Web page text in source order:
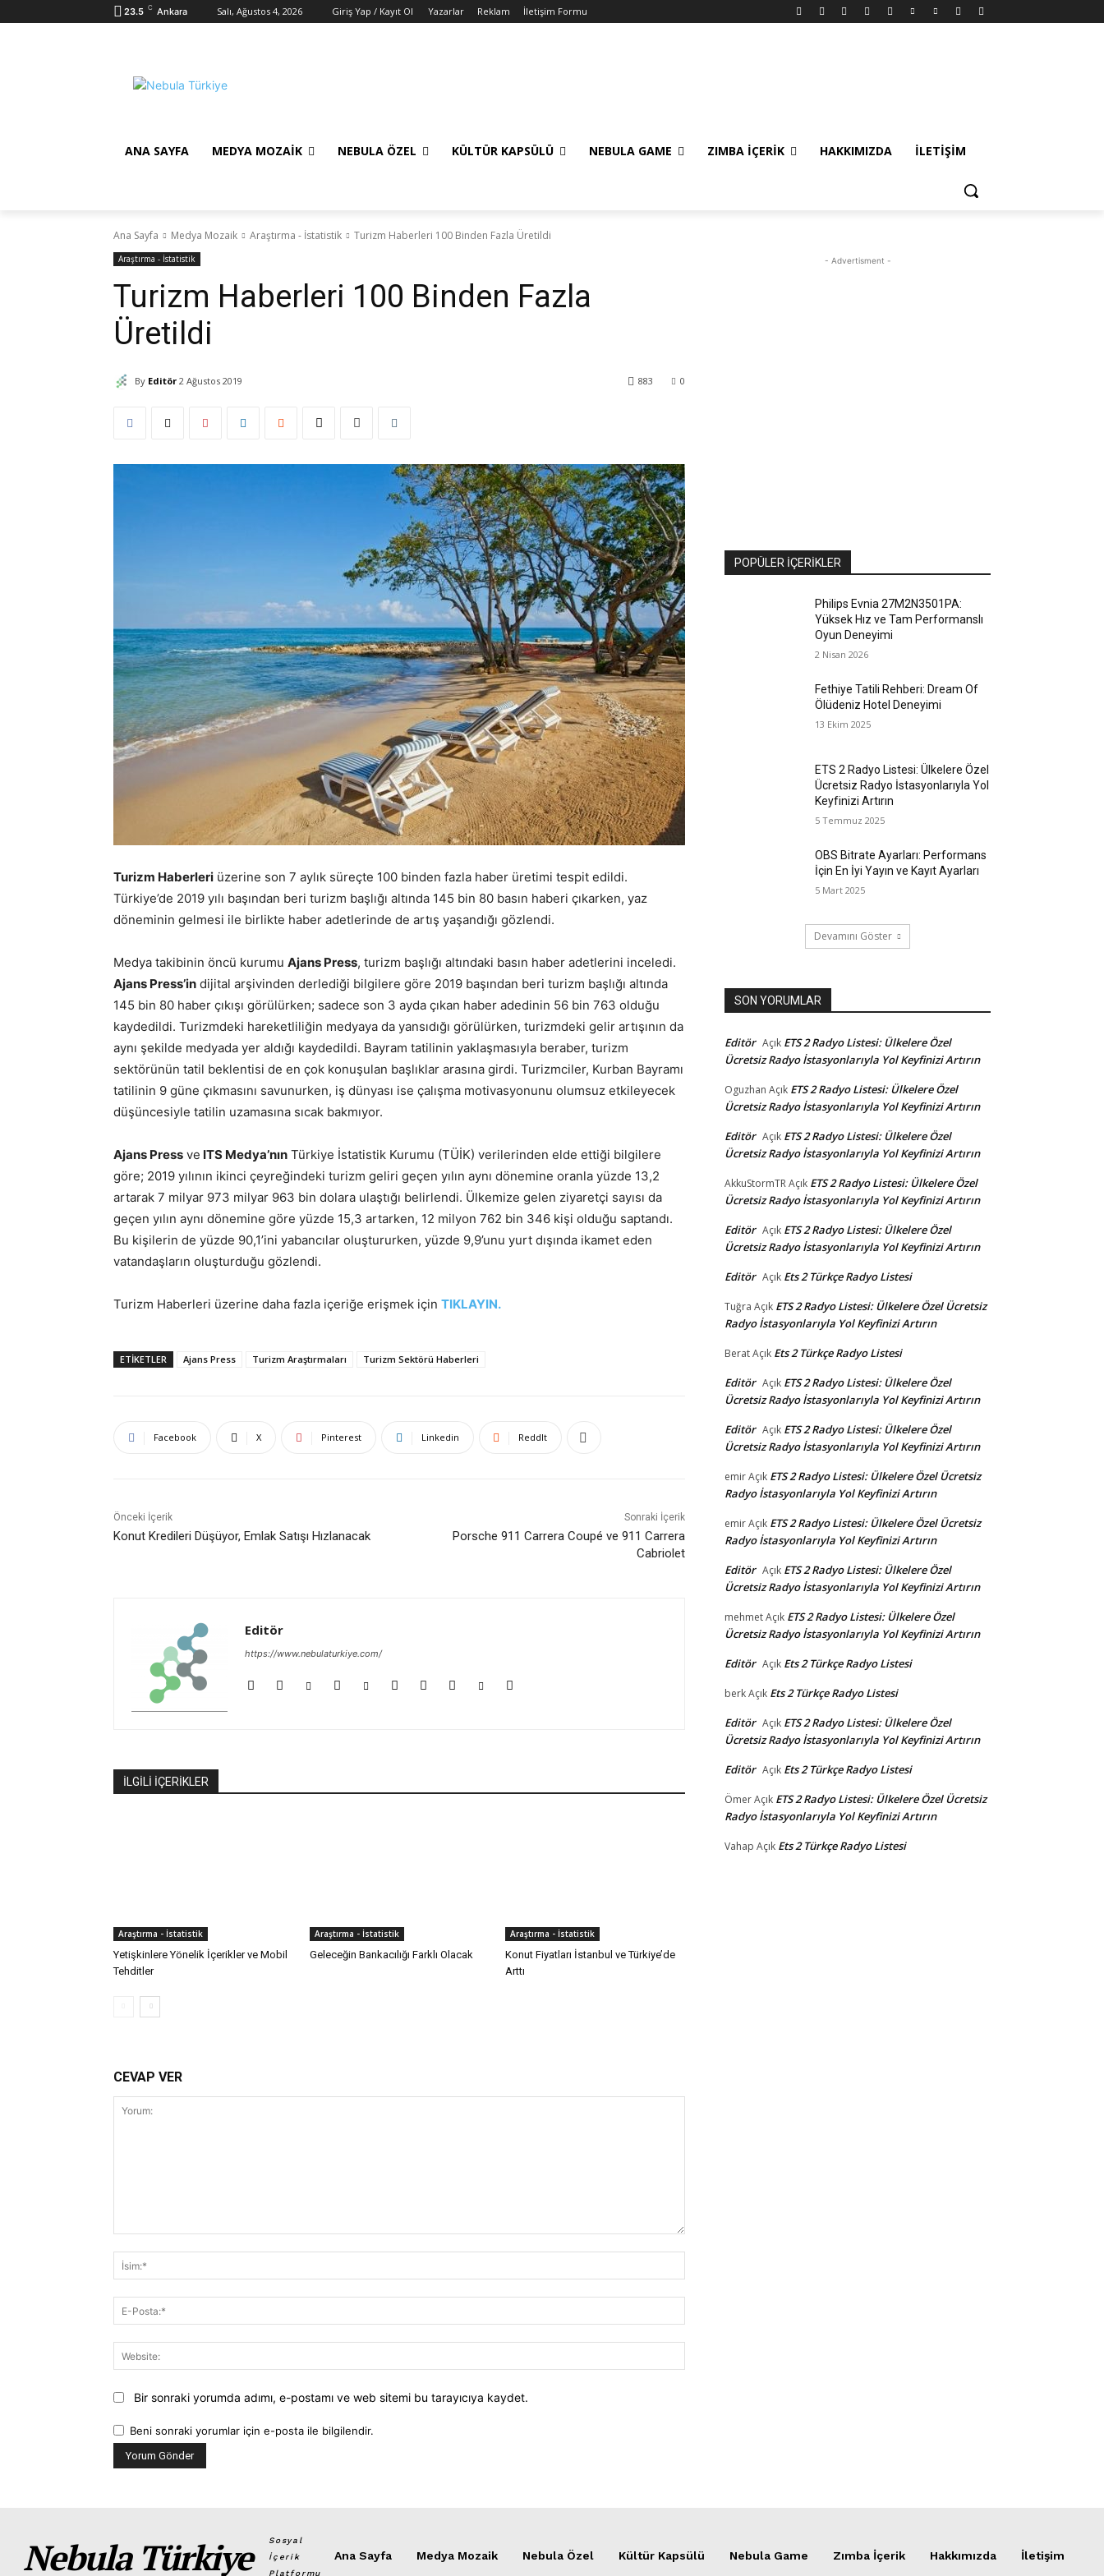
23.5 C Ankara Salı, Ağustos 4, 2026 Giriş Yap / Kayıt Ol Yazarlar Reklam İletişim Formu
ANA SAYFA MEDYA MOZAIK NEBULA ÖZEL KÜLTÜR KAPSÜLÜ NEBULA GAME ZIMBA İÇERIK HAKKIMIZDA İLETIŞIM
Ana Sayfa Medya Mozaik Araştırma - İstatistik Turizm Haberleri 100 Binden Fazla Üretildi
Araştırma - İstatistik
Turizm Haberleri 100 Binden Fazla
Üretildi
By Editör 2 Ağustos 2019 0
883
Turizm Haberleri üzerine son 7 aylık süreçte 100 binden fazla haber üretimi tespit edildi.
Türkiye’de 2019 yılı başından beri turizm başlığı altında 145 bin 80 basın haberi çıkarken, yaz
döneminin gelmesi ile birlikte haber adetlerinde de artış yaşandığı gözlendi.
Medya takibinin öncü kurumu Ajans Press, turizm başlığı altındaki basın haber adetlerini inceledi.
Ajans Press’in dijital arşivinden derlediği bilgilere göre 2019 başından beri turizm başlığı altında
145 bin 80 haber çıkışı görülürken; sadece son 3 ayda çıkan haber adedinin 56 bin 763 olduğu
kaydedildi. Turizmdeki hareketliliğin medyaya da yansıdığı görülürken, turizmdeki gelir artışının da
aynı şekilde medyada yer aldığı kaydedildi. Bayram tatilinin yaklaşmasıyla beraber, turizm
sektörünün tatil beklentisi de en çok konuşulan başlıklar arasına girdi. Turizmciler, Kurban Bayramı
tatilinin 9 güne çıkmasını savunurken, iş dünyası ise çalışma motivasyonunu olumsuz etkileyecek
düşüncesiyle tatilin uzamasına sıcak bakmıyor.
Ajans Press ve ITS Medya’nın Türkiye İstatistik Kurumu (TÜİK) verilerinden elde ettiği bilgilere
göre; 2019 yılının ikinci çeyreğindeki turizm geliri geçen yılın aynı dönemine oranla yüzde 13,2
artarak 7 milyar 973 milyar 963 bin dolara ulaştığı belirlendi. Ülkemize gelen ziyaretçi sayısı da
geçen yılın aynı dönemine göre yüzde 15,3 artarken, 12 milyon 762 bin 346 kişi olduğu saptandı.
Bu kişilerin de yüzde 90,1’ini yabancılar oluştururken, yüzde 9,9’unu yurt dışında ikamet eden
vatandaşların oluşturduğu gözlendi.
Turizm Haberleri üzerine daha fazla içeriğe erişmek için TIKLAYIN.
ETIKETLER Ajans Press Turizm Araştırmaları Turizm Sektörü Haberleri
Facebook X Pinterest Linkedin ReddIt
Önceki İçerik
Konut Kredileri Düşüyor, Emlak Satışı Hızlanacak
Sonraki İçerik
Porsche 911 Carrera Coupé ve 911 Carrera
Cabriolet
Editör
https://www.nebulaturkiye.com/
İLGİLİ İÇERİKLER
Araştırma - İstatistik
Yetişkinlere Yönelik İçerikler ve Mobil
Tehditler
Araştırma - İstatistik
Geleceğin Bankacılığı Farklı Olacak
Araştırma - İstatistik
Konut Fiyatları İstanbul ve Türkiye’de
Arttı
CEVAP VER
Posta:*
Bir sonraki yorumda adımı, e-postamı ve web sitemi bu tarayıcıya kaydet.
Beni sonraki yorumlar için e-posta ile bilgilendir.
- Advertisment -
POPÜLER İÇERIKLER
Philips Evnia 27M2N3501PA:
Yüksek Hız ve Tam Performanslı
Oyun Deneyimi
2 Nisan 2026
Fethiye Tatili Rehberi: Dream Of
Ölüdeniz Hotel Deneyimi
13 Ekim 2025
ETS 2 Radyo Listesi: Ülkelere Özel
Ücretsiz Radyo İstasyonlarıyla Yol
Keyfinizi Artırın
5 Temmuz 2025
OBS Bitrate Ayarları: Performans
İçin En İyi Yayın ve Kayıt Ayarları
5 Mart 2025
Devamını Göster
SON YORUMLAR
Editör Açık ETS 2 Radyo Listesi: Ülkelere Özel
Ücretsiz Radyo İstasyonlarıyla Yol Keyfinizi Artırın
Oguzhan Açık ETS 2 Radyo Listesi: Ülkelere Özel
Ücretsiz Radyo İstasyonlarıyla Yol Keyfinizi Artırın
Editör Açık ETS 2 Radyo Listesi: Ülkelere Özel
Ücretsiz Radyo İstasyonlarıyla Yol Keyfinizi Artırın
AkkuStormTRAçık ETS 2 Radyo Listesi: Ülkelere Özel
Ücretsiz Radyo İstasyonlarıyla Yol Keyfinizi Artırın
Editör Açık ETS 2 Radyo Listesi: Ülkelere Özel
Ücretsiz Radyo İstasyonlarıyla Yol Keyfinizi Artırın
Editör Açık Ets 2 Türkçe Radyo Listesi
Tuğra Açık ETS 2 Radyo Listesi: Ülkelere Özel Ücretsiz
Radyo İstasyonlarıyla Yol Keyfinizi Artırın
BeratAçık Ets 2 Türkçe Radyo Listesi
Editör Açık ETS 2 Radyo Listesi: Ülkelere Özel
Ücretsiz Radyo İstasyonlarıyla Yol Keyfinizi Artırın
Editör Açık ETS 2 Radyo Listesi: Ülkelere Özel
Ücretsiz Radyo İstasyonlarıyla Yol Keyfinizi Artırın
emirAçık ETS 2 Radyo Listesi: Ülkelere Özel Ücretsiz
Radyo İstasyonlarıyla Yol Keyfinizi Artırın
emirAçık ETS 2 Radyo Listesi: Ülkelere Özel Ücretsiz
Radyo İstasyonlarıyla Yol Keyfinizi Artırın
Editör Açık ETS 2 Radyo Listesi: Ülkelere Özel
Ücretsiz Radyo İstasyonlarıyla Yol Keyfinizi Artırın
mehmetAçık ETS 2 Radyo Listesi: Ülkelere Özel
Ücretsiz Radyo İstasyonlarıyla Yol Keyfinizi Artırın
Editör Açık Ets 2 Türkçe Radyo Listesi
berkAçık Ets 2 Türkçe Radyo Listesi
Editör Açık ETS 2 Radyo Listesi: Ülkelere Özel
Ücretsiz Radyo İstasyonlarıyla Yol Keyfinizi Artırın
Editör Açık Ets 2 Türkçe Radyo Listesi
ÖmerAçık ETS 2 Radyo Listesi: Ülkelere Özel Ücretsiz
Radyo İstasyonlarıyla Yol Keyfinizi Artırın
Vahap Açık Ets 2 Türkçe Radyo Listesi
Nebula Türkiye
Sosyal
İçerik
Platformu
Ana Sayfa Medya Mozaik Nebula Özel Kültür Kapsülü Nebula Game Zımba İçerik Hakkımızda İletişim